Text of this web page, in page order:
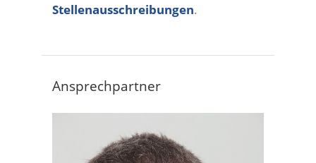
Stellenausschreibungen.
Ansprechpartner